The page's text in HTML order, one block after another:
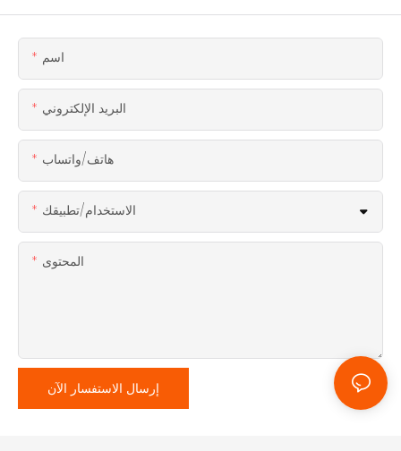
اسم
البريد الإلكتروني
هاتف/واتساب
الاستخدام/تطبيقك
المحتوى
إرسال الاستفسار الآن